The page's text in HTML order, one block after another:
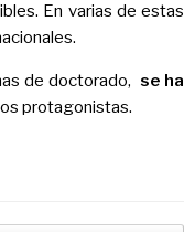
En varias de estas
de doctorado, se ha
protagonistas.